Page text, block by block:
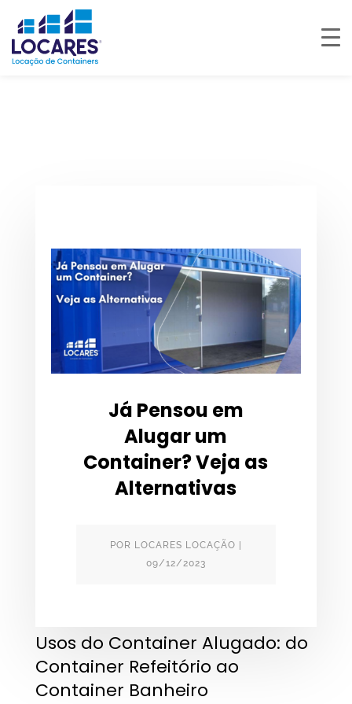
Já Pensou em
Alugar um
Container? Veja as
Alternativas
POR LOCARES LOCAÇÃO
09/12/2023
Usos do Container Alugado: do
Container Refeitório ao
Container Banheiro